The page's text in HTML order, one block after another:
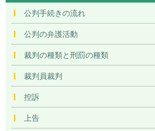
公判手続きの流れ
公判の弁護活動
裁判の種類と刑罰の種類
裁判員裁判
控訴
上告